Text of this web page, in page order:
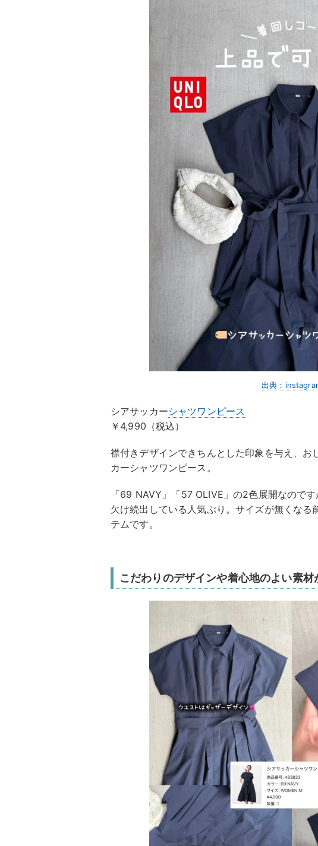
出典：
シアサッカーシャツワンピース
￥4,990（税込）
襟付きデザインできちんとした印象を与え、お
カーシャツワンピース。
「69 NAVY」「57 OLIVE」の2色展開なので
欠け続出している人気ぶり。サイズが無くな
テムです。
こだわりのデザインや着心地のよい素